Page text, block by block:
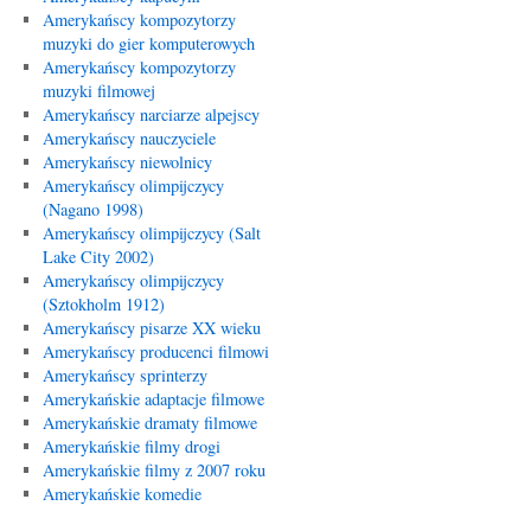
Amerykańscy kompozytorzy
muzyki do gier komputerowych
Amerykańscy kompozytorzy
muzyki filmowej
Amerykańscy narciarze alpejscy
Amerykańscy nauczyciele
Amerykańscy niewolnicy
Amerykańscy olimpijczycy
(Nagano 1998)
Amerykańscy olimpijczycy (Salt
Lake City 2002)
Amerykańscy olimpijczycy
(Sztokholm 1912)
Amerykańscy pisarze XX wieku
Amerykańscy producenci filmowi
Amerykańscy sprinterzy
Amerykańskie adaptacje filmowe
Amerykańskie dramaty filmowe
Amerykańskie filmy drogi
Amerykańskie filmy z 2007 roku
Amerykańskie komedie